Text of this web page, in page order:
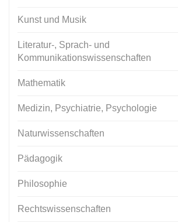
Kunst und Musik
Literatur-, Sprach- und
Kommunikationswissenschaften
Mathematik
Medizin, Psychiatrie, Psychologie
Naturwissenschaften
Pädagogik
Philosophie
Rechtswissenschaften